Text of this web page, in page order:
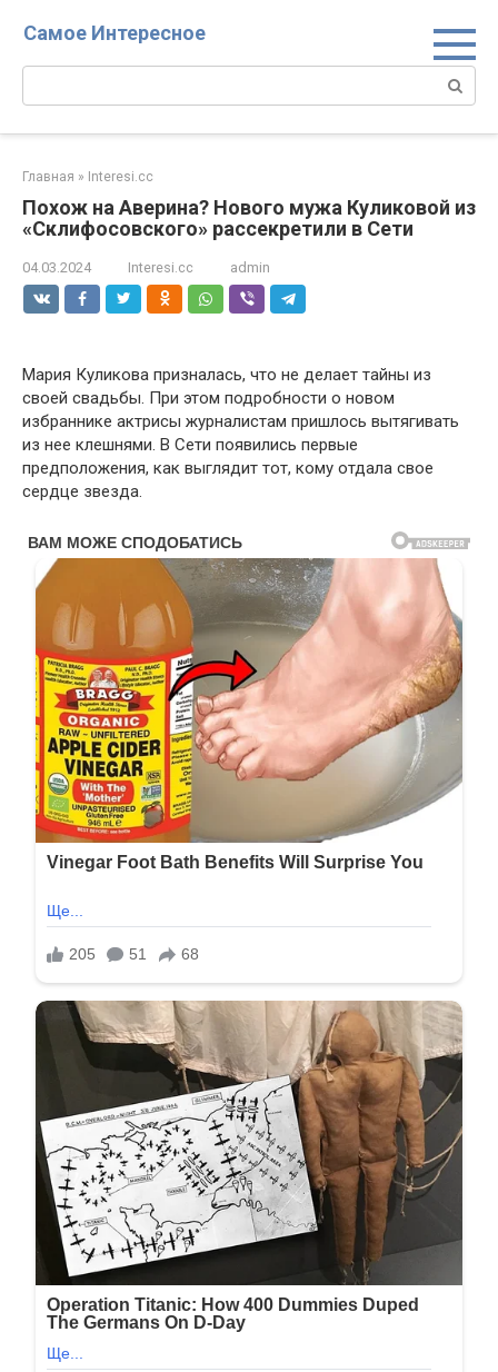
Самое Интересное
Поиск:
Главная » Interesi.cc
Похож на Аверина? Нового мужа Куликовой из
«Склифосовского» рассекретили в Сети
04.03.2024 Interesi.cc admin
Мария Куликова призналась, что не делает тайны из
своей свадьбы. При этом подробности о новом
избраннике актрисы журналистам пришлось вытягивать
из нее клешнями. В Сети появились первые
предположения, как выглядит тот, кому отдала свое
сердце звезда.